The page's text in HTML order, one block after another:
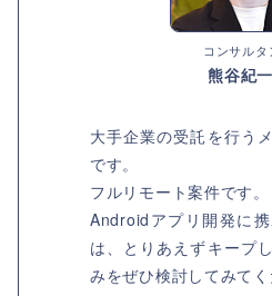
コンサルタ
熊谷紀
大手企業の受託を行う
です。
フルリモート案件です。
Androidアプリ開発に
は、とりあえずキープ
みをぜひ検討してみてく